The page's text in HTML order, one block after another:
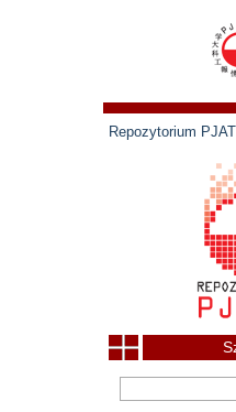
Repozytorium